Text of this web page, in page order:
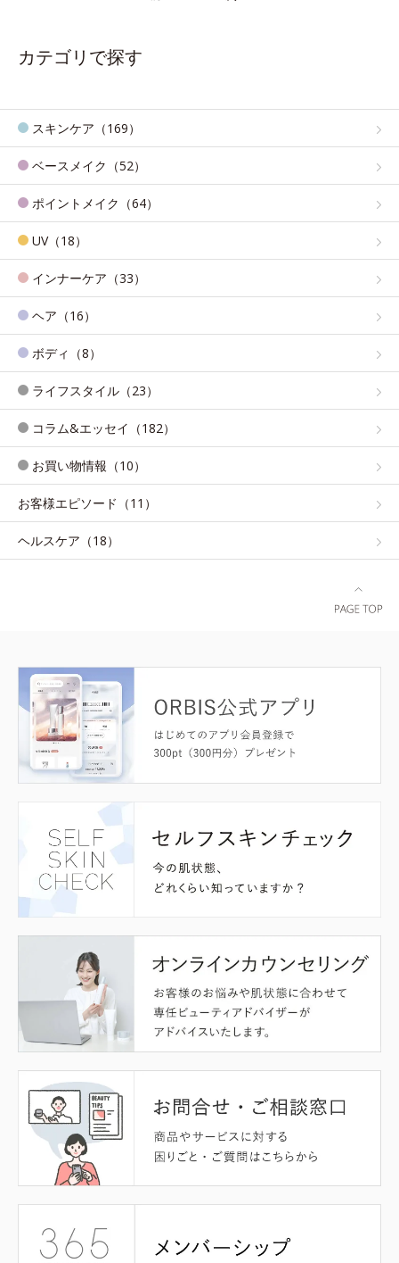
カテゴリで探す
スキンケア（169）
ベースメイク（52）
ポイントメイク（64）
UV（18）
インナーケア（33）
ヘア（16）
ボディ（8）
ライフスタイル（23）
コラム&エッセイ（182）
お買い物情報（10）
お客様エピソード（11）
ヘルスケア（18）